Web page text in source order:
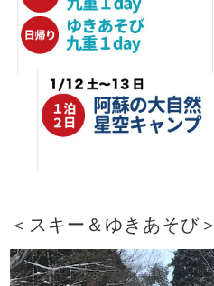
＜スキー＆ゆきあそび＞